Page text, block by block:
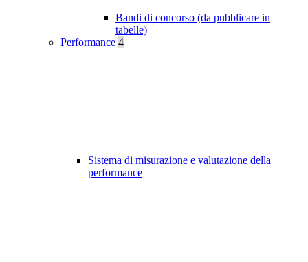
Bandi di concorso (da pubblicare in
tabelle)
Performance 4
Sistema di misurazione e valutazione della
performance